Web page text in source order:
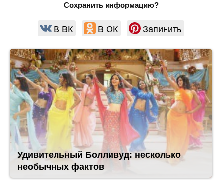
Сохранить информацию?
В ВК В ОК Запинить
Удивительный Болливуд: несколько
необычных фактов